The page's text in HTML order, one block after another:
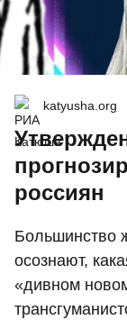
katyusha.org
россиян
Большинство
осознают,
«дивном